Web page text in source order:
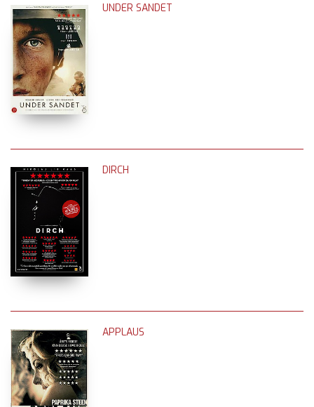
UNDER SANDET
DIRCH
APPLAUS